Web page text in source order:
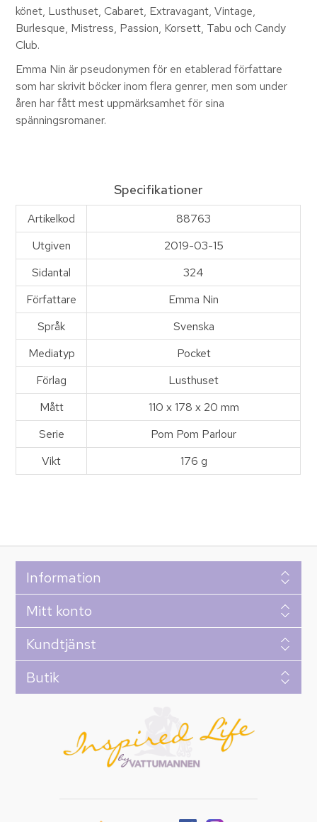
könet, Lusthuset, Cabaret, Extravagant, Vintage,
Burlesque, Mistress, Passion, Korsett, Tabu och Candy
Club.
Emma Nin är pseudonymen för en etablerad författare
som har skrivit böcker inom flera genrer, men som under
åren har fått mest uppmärksamhet för sina
spänningsromaner.
Specifikationer
Artikelkod
88763
Utgiven
2019-03-15
Sidantal
324
Författare
Emma Nin
Språk
Svenska
Mediatyp
Pocket
Förlag
Lusthuset
Mått
110 x 178 x 20 mm
Serie
Pom Pom Parlour
Vikt
176 g
Information
Mitt konto
Kundtjänst
Butik